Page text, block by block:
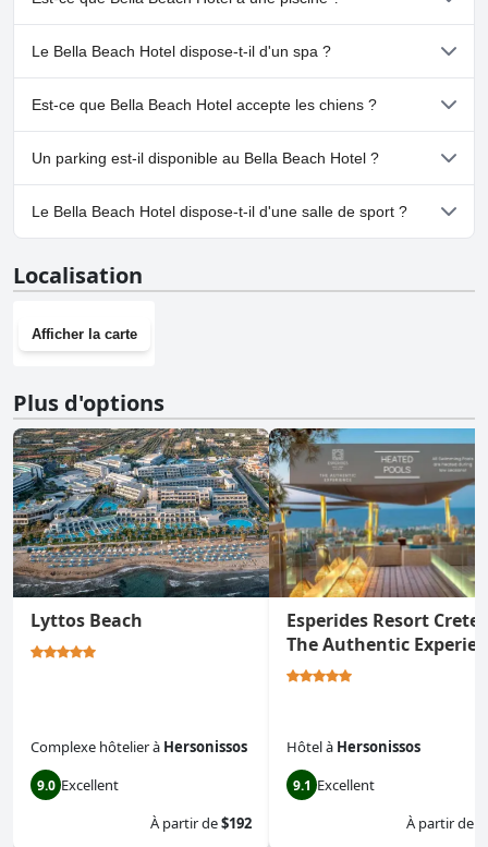
l'expérience du vrai luxe !
Oui, Bella Beach Hotel dispose de piscine(s) appartenant à une
ou plusieurs des catégories suivantes : Piscine Chauffée, Piscine
Intérieure, Piscine pour Enfants, Piscine Privée, Piscine Extérieure.
Le Bella Beach Hotel dispose-t-il d'un spa ?
Oui, un spa est disponible à Bella Beach Hotel.
Est-ce que Bella Beach Hotel accepte les chiens ?
Non, Bella Beach Hotel n'accepte pas les chiens.
Un parking est-il disponible au Bella Beach Hotel ?
Oui, un parking est disponible à Bella Beach Hotel.
Le Bella Beach Hotel dispose-t-il d'une salle de sport ?
Localisation
Afficher la carte
Plus d'options
Lyttos Beach
Complexe hôtelierà Hersonissos
9.0 Excellent
À partir de$192
Esperides Resort Crete,
The Authentic
Hôtelà Hersonissos
9.1 Excellent
À partir de